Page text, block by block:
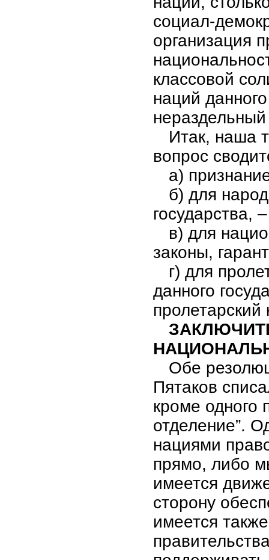
социал-
организация
классовой
наций
нераздельный
Итак, наша
вопрос
а)
б) для
государства,
в) для
законы,
г) для
данного
пролетарский
Обе
Пятаков
кроме одного
отделение”.
нациями
прямо, либо
имеется
сторону
имеется